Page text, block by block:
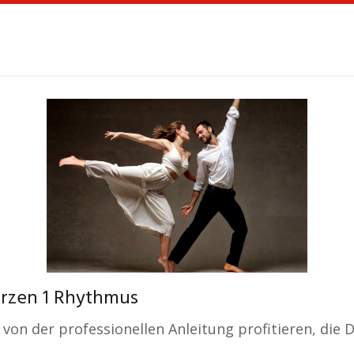
1 Rhythmus
der professionellen Anleitung profitieren, die